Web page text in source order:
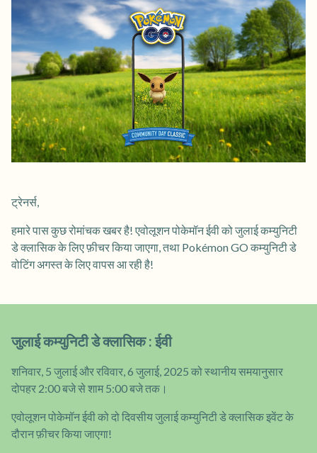
ट्रेनर्स,
हमारे पास कुछ रोमांचक खबर है! एवोलूशन पोकेमॉन ईवी को जुलाई कम्युनिटी
डे क्लासिक के लिए फ़ीचर किया जाएगा, तथा Pokémon GO कम्युनिटी डे
वोटिंग अगस्त के लिए वापस आ रही है!
जुलाई कम्युनिटी डे क्लासिक : ईवी
शनिवार, 5 जुलाई और रविवार, 6 जुलाई, 2025 को स्थानीय समयानुसार
दोपहर 2:00 बजे से शाम 5:00 बजे तक।
एवोलूशन पोकेमॉन ईवी को दो दिवसीय जुलाई कम्युनिटी डे क्लासिक इवेंट के
दौरान फ़ीचर किया जाएगा!